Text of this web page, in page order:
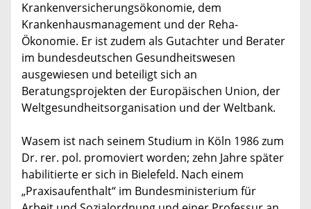
Krankenversicherungsökonomie, dem
Krankenhausmanagement und der Reha-
Ökonomie. Er ist zudem als Gutachter und Berater
im bundesdeutschen Gesundheitswesen
ausgewiesen und beteiligt sich an
Beratungsprojekten der Europäischen Union, der
Weltgesundheitsorganisation und der Weltbank.
Wasem ist nach seinem Studium in Köln 1986 zum
Dr. rer. pol. promoviert worden; zehn Jahre später
habilitierte er sich in Bielefeld. Nach einem
„Praxisaufenthalt“ im Bundesministerium für